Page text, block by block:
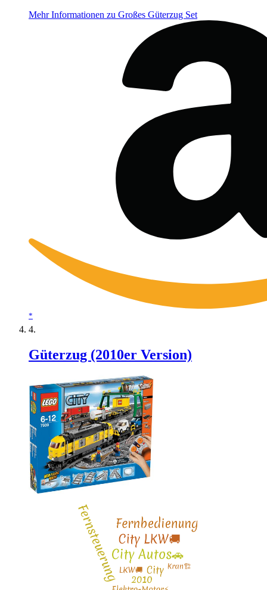
Mehr Informationen zu Großes Güterzug Set
*
Güterzug (2010er Version)